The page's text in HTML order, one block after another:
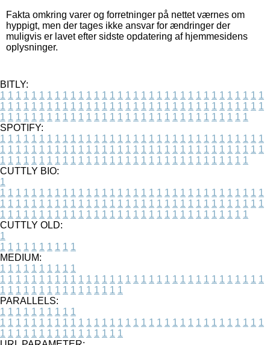
Fakta omkring varer og forretninger på nettet værnes om
hyppigt, men der tages ikke ansvar for ændringer der
muligvis er lavet efter sidste opdatering af hjemmesidens
oplysninger.
BITLY:
1 1 1 1 1 1 1 1 1 1 1 1 1 1 1 1 1 1 1 1 1 1 1 1 1 1 1 1 1 1 1 1 1 1
1 1 1 1 1 1 1 1 1 1 1 1 1 1 1 1 1 1 1 1 1 1 1 1 1 1 1 1 1 1 1 1 1 1
1 1 1 1 1 1 1 1 1 1 1 1 1 1 1 1 1 1 1 1 1 1 1 1 1 1 1 1 1 1 1 1
SPOTIFY:
1 1 1 1 1 1 1 1 1 1 1 1 1 1 1 1 1 1 1 1 1 1 1 1 1 1 1 1 1 1 1 1 1 1
1 1 1 1 1 1 1 1 1 1 1 1 1 1 1 1 1 1 1 1 1 1 1 1 1 1 1 1 1 1 1 1 1 1
1 1 1 1 1 1 1 1 1 1 1 1 1 1 1 1 1 1 1 1 1 1 1 1 1 1 1 1 1 1 1 1
CUTTLY BIO:
1
1 1 1 1 1 1 1 1 1 1 1 1 1 1 1 1 1 1 1 1 1 1 1 1 1 1 1 1 1 1 1 1 1 1
1 1 1 1 1 1 1 1 1 1 1 1 1 1 1 1 1 1 1 1 1 1 1 1 1 1 1 1 1 1 1 1 1 1
1 1 1 1 1 1 1 1 1 1 1 1 1 1 1 1 1 1 1 1 1 1 1 1 1 1 1 1 1 1 1 1
CUTTLY OLD:
1
1 1 1 1 1 1 1 1 1 1
MEDIUM:
1 1 1 1 1 1 1 1 1 1
1 1 1 1 1 1 1 1 1 1 1 1 1 1 1 1 1 1 1 1 1 1 1 1 1 1 1 1 1 1 1 1 1 1
1 1 1 1 1 1 1 1 1 1 1 1 1 1 1 1
PARALLELS:
1 1 1 1 1 1 1 1 1 1
1 1 1 1 1 1 1 1 1 1 1 1 1 1 1 1 1 1 1 1 1 1 1 1 1 1 1 1 1 1 1 1 1 1
1 1 1 1 1 1 1 1 1 1 1 1 1 1 1 1